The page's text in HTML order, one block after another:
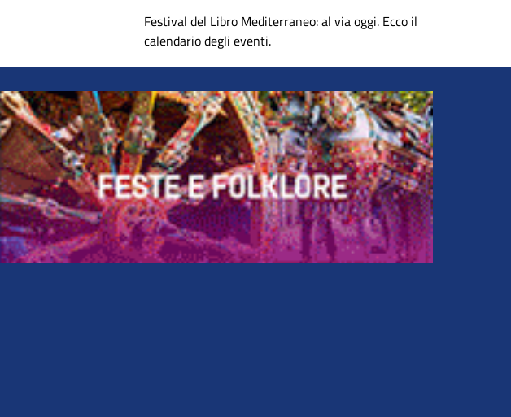
Festival del Libro Mediterraneo: al via oggi. Ecco il
calendario degli eventi.